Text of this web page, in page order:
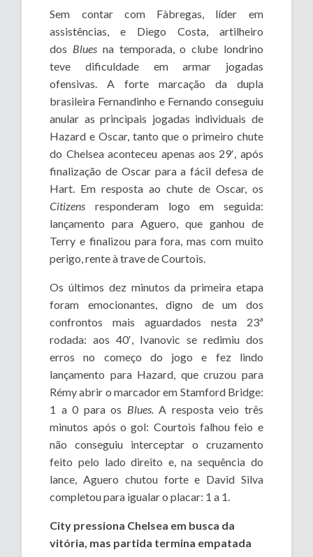
Sem contar com Fàbregas, líder em
assistências, e Diego Costa, artilheiro
dos Blues na temporada, o clube londrino
teve dificuldade em armar jogadas
ofensivas. A forte marcação da dupla
brasileira Fernandinho e Fernando conseguiu
anular as principais jogadas individuais de
Hazard e Oscar, tanto que o primeiro chute
do Chelsea aconteceu apenas aos 29′, após
finalização de Oscar para a fácil defesa de
Hart. Em resposta ao chute de Oscar, os
Citizens responderam logo em seguida:
lançamento para Aguero, que ganhou de
Terry e finalizou para fora, mas com muito
perigo, rente à trave de Courtois.
Os últimos dez minutos da primeira etapa
foram emocionantes, digno de um dos
confrontos mais aguardados nesta 23ª
rodada: aos 40′, Ivanovic se redimiu dos
erros no começo do jogo e fez lindo
lançamento para Hazard, que cruzou para
Rémy abrir o marcador em Stamford Bridge:
1 a 0 para os Blues.A resposta veio três
minutos após o gol: Courtois falhou feio e
não conseguiu interceptar o cruzamento
feito pelo lado direito e, na sequência do
lance, Aguero chutou forte e David Silva
completou para igualar o placar: 1 a 1.
City pressiona Chelsea em busca da
vitória, mas partida termina empatada